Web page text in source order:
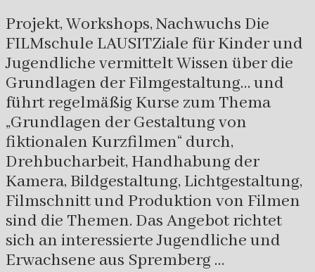
Projekt, Workshops, Nachwuchs Die
FILMschule LAUSITZiale für Kinder und
Jugendliche vermittelt Wissen über die
Grundlagen der Filmgestaltung… und
führt regelmäßig Kurse zum Thema
„Grundlagen der Gestaltung von
fiktionalen Kurzfilmen“ durch,
Drehbucharbeit, Handhabung der
Kamera, Bildgestaltung, Lichtgestaltung,
Filmschnitt und Produktion von Filmen
sind die Themen. Das Angebot richtet
sich an interessierte Jugendliche und
Erwachsene aus Spremberg …